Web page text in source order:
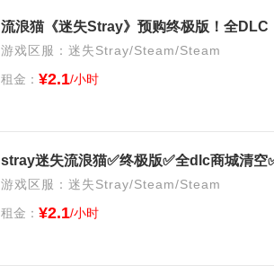
流浪猫《迷失Stray》预购终极版！全DLC
游戏区服：迷失Stray/Steam/Steam
租金： ¥2.1/小时
stray迷失流浪猫✅终极版✅全dlc商城清空
游戏区服：迷失Stray/Steam/Steam
租金： ¥2.1/小时